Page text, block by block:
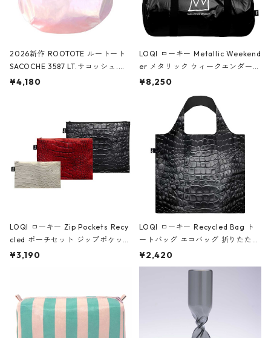
2026新作 ROOTOTE ルートート
SACOCHE 3587 LT.サコッシュ.ル
ミエ-B ショルダーバッグ グロスピ
¥4,180
LOQI ローキー Metallic Weekend
er メタリック ウィークエンダー
ボストンバッグ ショルダーバッグ
Black ジャン=ミッシェル・バスキ
ア/クラウン ブラック
¥8,250
LOQI ローキー Zip Pockets Recy
cled ポーチセット ジップポケット
ファスナーポーチ 撥水加工 トラベ
ーガンディー、オフホワイト
¥3,190
LOQI ローキー Recycled Bag ト
ートバッグ エコバッグ 折りたたみ
大きめ 撥水加工 収納ポーチ CRO
CODILE/Black クロコダイル/ブラ
¥2,420